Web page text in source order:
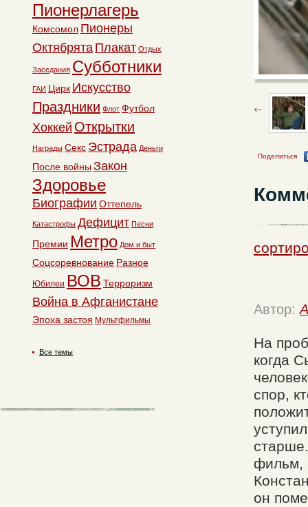
Поделиться
Автор:
На
когда
спор,
фильм,
он
Пионерлагерь
Комсомол Пионеры
Октябрята Плакат Отдых
Заседания Субботники
ГАИ Цирк Искусство
Праздники Флот Футбол
Хоккей Открытки
Награды Секс Эстрада Деньги
После войны Закон
Здоровье
Биографии Оттепель
Катастрофы Дефицит Песни
Премии Метро Дом и быт
Соцсоревнование Разное
Юбилеи ВОВ Терроризм
Война в Афганистане
Эпоха застоя Мультфильмы
Все темы